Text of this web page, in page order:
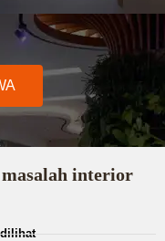
interior